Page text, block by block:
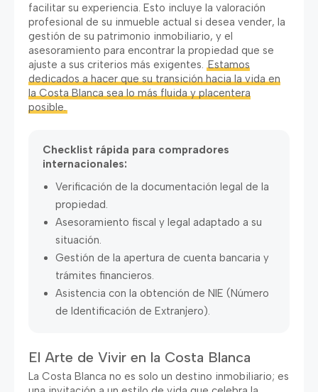
facilitar su experiencia. Esto incluye la valoración
profesional de su inmueble actual si desea vender, la
gestión de su patrimonio inmobiliario, y el
asesoramiento para encontrar la propiedad que se
ajuste a sus criterios más exigentes. Estamos
dedicados a hacer que su transición hacia la vida en
la Costa Blanca sea lo más fluida y placentera
posible.
Checklist rápida para compradores
internacionales:
Verificación de la documentación legal de la
propiedad.
Asesoramiento fiscal y legal adaptado a su
situación.
Gestión de la apertura de cuenta bancaria y
trámites financieros.
Asistencia con la obtención de NIE (Número
de Identificación de Extranjero).
El Arte de Vivir en la Costa Blanca
La Costa Blanca no es solo un destino inmobiliario; es